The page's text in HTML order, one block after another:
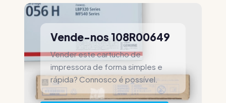
Vende-nos 108R00649
Vender este cartucho de
impressora de forma simples e
rápida? Connosco é possível.